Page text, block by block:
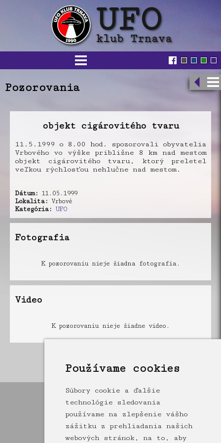
Používame cookies
Súbory cookie a ďalšie
technológie sledovania
používame na zlepšenie vášho
zážitku z prehliadania našich
webových stránok, na to, aby
Pozorovania
objekt cigárovitého tvaru
11.5.1999 o 8.00 hod. spozorovali obyvatelia
Vrbového vo výške približne 8 km nad mestom
objekt cigárovitého tvaru, ktorý preletel
veľkou rýchlosťou nehlučne nad mestom.
Dátum: 11.05.1999
Lokalita: Vrbové
Kategória: UFO
Fotografia
K pozorovaniu nieje žiadna fotografia.
Video
K pozorovaniu nieje žiadne video.
Pozorovania